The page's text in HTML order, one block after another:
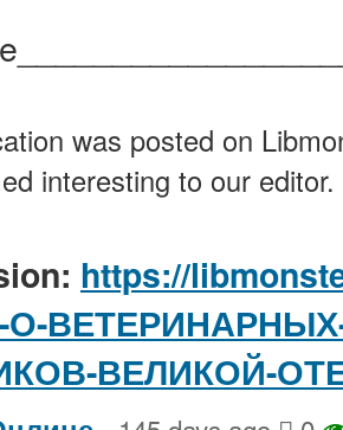
was posted on
interesting to our editor.
https://
ВЕЛИКОЙ-